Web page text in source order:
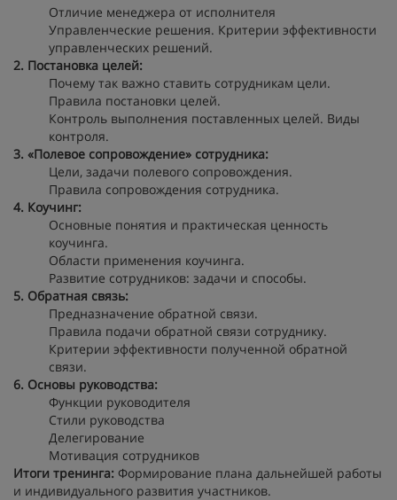
Отличие менеджера от исполнителя
Управленческие решения. Критерии эффективности
управленческих решений.
2. Постановка целей:
Почему так важно ставить сотрудникам цели.
Правила постановки целей.
Контроль выполнения поставленных целей. Виды
контроля.
3. «Полевое сопровождение» сотрудника:
Цели, задачи полевого сопровождения.
Правила сопровождения сотрудника.
4. Коучинг:
Основные понятия и практическая ценность
коучинга.
Области применения коучинга.
Развитие сотрудников: задачи и способы.
5. Обратная связь:
Предназначение обратной связи.
Правила подачи обратной связи сотруднику.
Критерии эффективности полученной обратной
связи.
6. Основы руководства:
Функции руководителя
Стили руководства
Делегирование
Мотивация сотрудников
Итоги тренинга: Формирование плана дальнейшей работы
и индивидуального развития участников.